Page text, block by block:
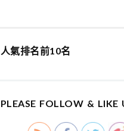
人氣排名前10名
PLEASE FOLLOW & LIKE